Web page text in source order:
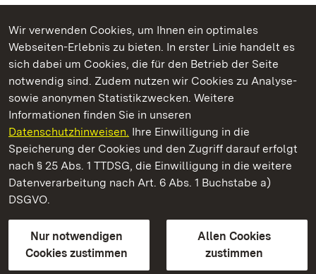
Wir verwenden Cookies, um Ihnen ein optimales
Webseiten-Erlebnis zu bieten. In erster Linie handelt es
sich dabei um Cookies, die für den Betrieb der Seite
notwendig sind. Zudem nutzen wir Cookies zu Analyse-
sowie anonymen Statistikzwecken. Weitere
Informationen finden Sie in unseren
Datenschutzhinweisen. Ihre Einwilligung in die
Speicherung der Cookies und den Zugriff darauf erfolgt
nach § 25 Abs. 1 TTDSG, die Einwilligung in die weitere
Datenverarbeitung nach Art. 6 Abs. 1 Buchstabe a)
DSGVO.
Nur notwendigen
Cookies zustimmen
Allen Cookies
zustimmen
Kommen. Staunen. Genießen.
Kloster und Schloss Salem
Staatliche Schlösser und Gärten Baden-Württemberg
Kontakt
GebärdenspracheLeichte Sprache
Erklärung zur Barrierefreiheit
BITV-konform (geprüfte Seiten)